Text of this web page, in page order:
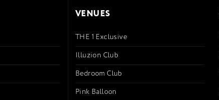
VENUES
THE 1 Exclusive
Illuzion Club
Bedroom Club
Pink Balloon